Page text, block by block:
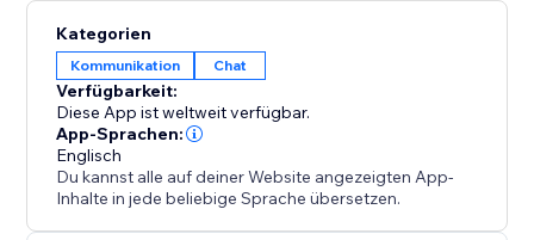
Besuchereinblicke und Vertrauensbildung, was alles
zu einer höheren Kundenzufriedenheit und einem
stärkeren Engagement für den Geschäftserfolg
beiträgt.
Chatway bietet auch mobile Apps für Android und
iOS an.
Kategorien
Kommunikation Chat
Verfügbarkeit:
Diese App ist weltweit verfügbar.
App-Sprachen:
Englisch
Du kannst alle auf deiner Website angezeigten App-
Inhalte in jede beliebige Sprache übersetzen.